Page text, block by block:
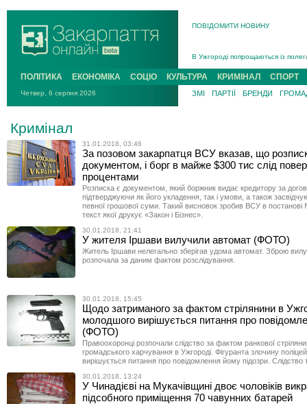
ПОВІДОМИТИ НОВИНУ
В Ужгороді 5 серпня
Підтвердили загибель
На війні з рф поліг військовий з
ПОЛІТИКА ЕКОНОМІКА СОЦІО КУЛЬТУРА КРИМІНАЛ СПОРТ
Четвер, 6 серпня 2026 ЗМІ ПАРТІЇ БРЕНДИ
Кримінал
31.01.2018, 03:46
За позовом закарпатця ВСУ вказав, що
документом, і борг в майже $300 тис слід
процентами
Розписка є документом, який боржник видає кредитору за
підтверджуючи як його укладення, так і умови, а також
певної грошової суми. Такий висновок зробив ВСУ в
текст якої друкує «Закон і Бізнес».
30.01.2018, 21:41
У жителя Іршави вилучили автомат (ФОТО)
Житель Іршави нелегально зберігав удома автомат. Зброю
розпочала за даним фактом розслідування.
30.01.2018, 15:45
Щодо затриманого за фактом стрілянини в
молодшого вирішується питання про
(ФОТО)
Правоохоронці розпочали слідство за фактом ранкової
громадського харчування в Ужгороді. Фігуранта злочину
вирішується питання про повідомлення йому підозри. Слідство
30.01.2018, 13:24
У Чинадієві на Мукачівщині двоє чоловіків
підсобного приміщення 70 чавунних батарей